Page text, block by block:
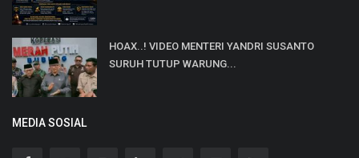
HOAX..! VIDEO MENTERI YANDRI SUSANTO
SURUH TUTUP WARUNG...
MEDIA SOSIAL